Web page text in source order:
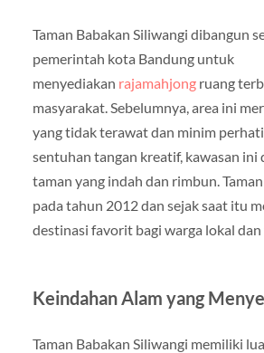
Taman Babakan Siliwangi dibangun
pemerintah kota Bandung untuk
menyediakan rajamahjongruang
masyarakat. Sebelumnya, area ini
yang tidak terawat dan minim
sentuhan tangan kreatif, kawasan ini
taman yang indah dan rimbun.
pada tahun 2012 dan sejak saat itu
destinasi favorit bagi warga lokal dan
Keindahan Alam yang
Taman Babakan Siliwangi memiliki